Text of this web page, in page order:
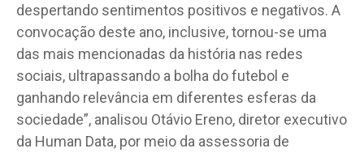
despertando sentimentos positivos e negativos. A
convocação deste ano, inclusive, tornou-se uma
das mais mencionadas da história nas redes
sociais, ultrapassando a bolha do futebol e
ganhando relevância em diferentes esferas da
sociedade”, analisou Otávio Ereno, diretor executivo
da Human Data, por meio da assessoria de